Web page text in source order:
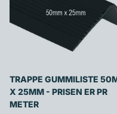
TRAPPE GUMMILISTE
X 25MM - PRISEN ER PR
METER